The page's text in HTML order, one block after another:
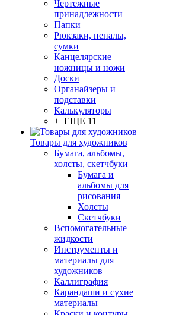
Чертежные
принадлежности
Папки
Рюкзаки, пеналы,
сумки
Канцелярские
ножницы и ножи
Доски
Органайзеры и
подставки
Калькуляторы
+ ЕЩЕ 11
Товары для художников
Бумага, альбомы,
холсты, скетчбуки
Бумага и
альбомы для
рисования
Холсты
Скетчбуки
Вспомогательные
жидкости
Инструменты и
материалы для
художников
Каллиграфия
Карандаши и сухие
материалы